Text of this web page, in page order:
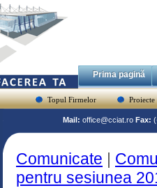
Prima pagină
Topul Firmelor Proiecte
Mail: office@cciat.ro Fax:
Comunicate |
pentru sesiunea